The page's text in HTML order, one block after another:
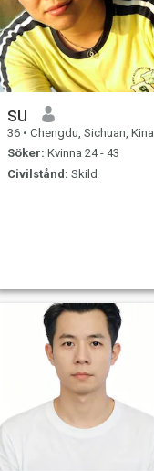
己，两个人在一起是相互成
就彼此，而不是迁就。余生
不想在将就了。 我的理想是
在退休后能够携着自己的另
一半将足迹遍布咱们祖国的
好计划，一起踏上旅居的生
活，感受不同地方的风土人
情，全身心的
su
36 • Chengdu, Sichuan, Kina
Söker: Kvinna 24 - 43
Civilstånd: Skild